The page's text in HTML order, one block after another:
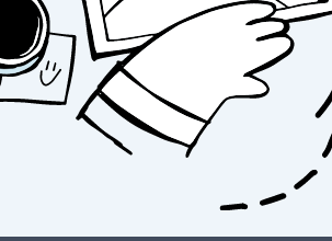
questo grande lavoro ci sono il
biologica, come testimonia la
né fertilizzati chimici,
le loro difese e a lottare
di preservare la fertilità del terreno
essiccatore a freddo
, ovvero
il loro aroma e
trasformazione delle
tetto e riadattando l’edificio più